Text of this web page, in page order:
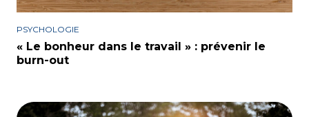
PSYCHOLOGIE
« Le bonheur dans le travail » : prévenir le
burn-out